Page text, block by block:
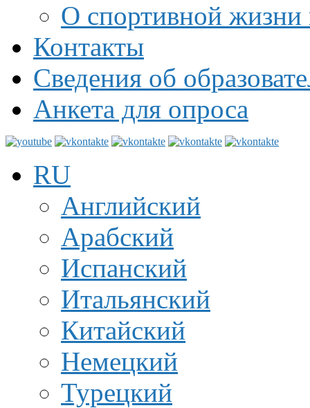
О спортивной жизни
Контакты
Сведения об
Анкета для опроса
RU
Английский
Арабский
Испанский
Итальянский
Китайский
Немецкий
Турецкий